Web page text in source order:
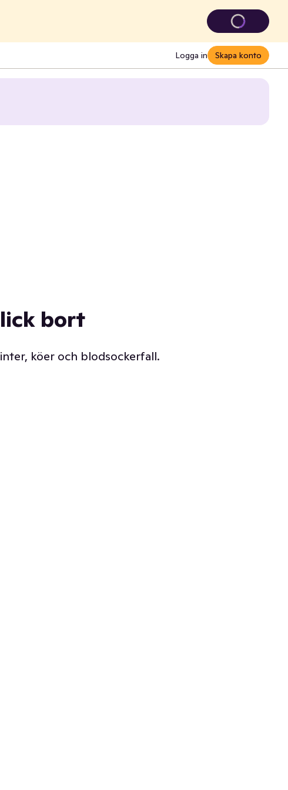
Logga in Skapa konto
bort
köer och blodsockerfall.